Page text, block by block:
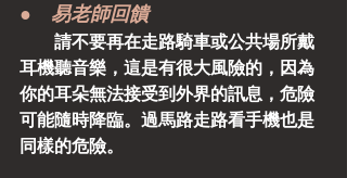
●　易老師回饋
請不要再在走路騎車或公共場所戴
耳機聽音樂，這是有很大風險的，因為
你的耳朵無法接受到外界的訊息，危險
可能隨時降臨。過馬路走路看手機也是
同樣的危險。